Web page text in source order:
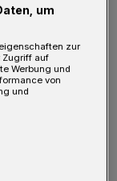
Minute
eine Zwei-
legte in
2022 zu
18.
gelang das
um
zur
Zugriff auf
Werbung und
von
und